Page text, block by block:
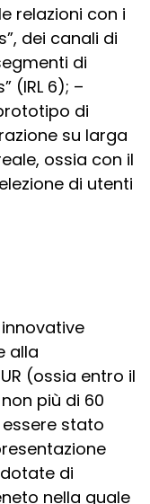
relazioni con i
dei canali di
di
(IRL 6); –
di
su larga
ossia con il
di utenti
alla
(ossia entro il
più di 60
stato
di
nella quale